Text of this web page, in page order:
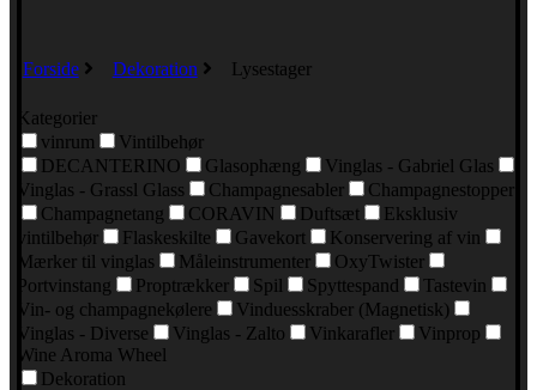
Forside Dekoration Lysestager
Kategorier
vinrum
Vintilbehør
DECANTERINO
Glasophæng
Vinglas - Gabriel Glas
Vinglas - Grassl Glass
Champagnesabler
Champagnestopper
Champagnetang
CORAVIN Duftsæt
Eksklusiv
vintilbehør
Flaskeskilte Gavekort
Konservering af vin
Mærker til vinglas
Måleinstrumenter
OxyTwister
Portvinstang
Proptrækker Spil Spyttespand
Tastevin
Vin- og champagnekølere
Vinduesskraber (Magnetisk)
Vinglas - Diverse
Vinglas - Zalto Vinkarafler
Vinprop
Wine Aroma Wheel
Dekoration